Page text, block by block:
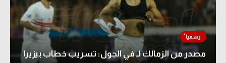
مصدر من الزمالك لـ في الجول: تسريب خطاب بيزيرا